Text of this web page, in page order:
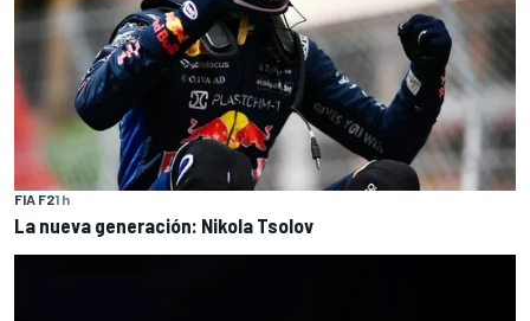
FIA F21 h
La nueva generación: Nikola Tsolov